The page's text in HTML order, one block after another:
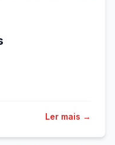
Ler mais →